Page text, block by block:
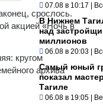
срослось.
акцией «Ночь в
кругом
архива
07.08 в 10:17 |
В Нижнем
над
миллионов
06.08 в 20:03 |
Самый юный
показал
Тагиле
06.08 в 19:05 |